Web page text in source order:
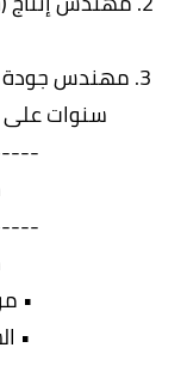
سنوات على
•
•